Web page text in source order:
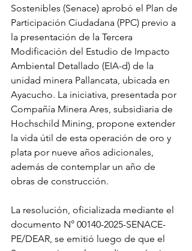
Sostenibles (Senace) aprobó el Plan de
Participación Ciudadana (PPC) previo a
la presentación de la Tercera
Modificación del Estudio de Impacto
Ambiental Detallado (EIA-d) de la
unidad minera Pallancata, ubicada en
Ayacucho. La iniciativa, presentada por
Compañía Minera Ares, subsidiaria de
Hochschild Mining, propone extender
la vida útil de esta operación de oro y
plata por nueve años adicionales,
además de contemplar un año de
obras de construcción.
La resolución, oficializada mediante el
documento N° 00140-2025-SENACE-
PE/DEAR, se emitió luego de que el